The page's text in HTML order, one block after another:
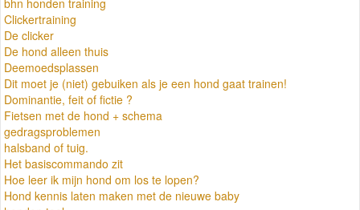
bhn honden training
Clickertraining
De clicker
De hond alleen thuis
Deemoedsplassen
Dit moet je (niet) gebuiken als je een hond gaat trainen!
Dominantie, feit of fictie ?
Fietsen met de hond + schema
gedragsproblemen
halsband of tuig.
Het basiscommando zit
Hoe leer ik mijn hond om los te lopen?
Hond kennis laten maken met de nieuwe baby